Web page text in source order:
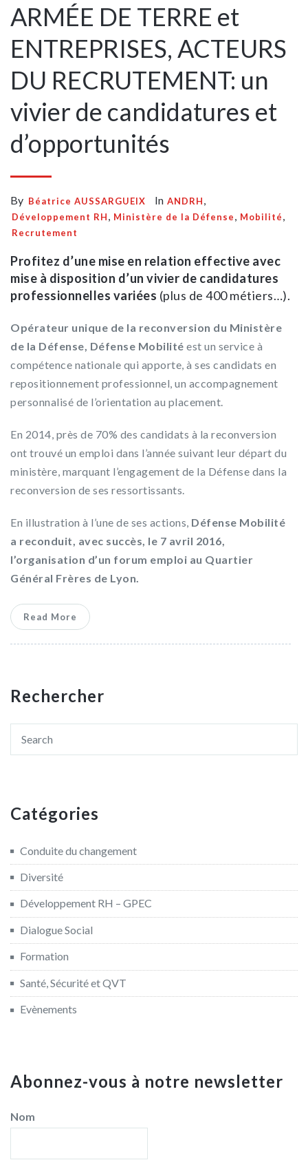
ARMÉE DE TERRE et
ENTREPRISES, ACTEURS
DU RECRUTEMENT: un
vivier de candidatures et
d’opportunités
By Béatrice AUSSARGUEIX In ANDRH
Développement RH Ministère de la Défense Mobilité
Recrutement
Profitez d’une mise en relation effective avec
mise à disposition d’un vivier de candidatures
professionnelles variées (plus de 400 métiers…).
Opérateur unique de la reconversion du Ministère
de la Défense, Défense Mobilité est un service à
compétence nationale qui apporte, à ses candidats en
repositionnement professionnel, un accompagnement
personnalisé de l’orientation au placement.
En 2014, près de 70% des candidats à la reconversion
ont trouvé un emploi dans l’année suivant leur départ du
ministère, marquant l’engagement de la Défense dans la
reconversion de ses ressortissants.
En illustration à l’une de ses actions, Défense Mobilité
a reconduit, avec succès, le 7 avril 2016,
l’organisation d’un forum emploi au Quartier
Général Frères de Lyon.
Read More
Rechercher
Catégories
Conduite du changement
Diversité
Développement RH – GPEC
Dialogue Social
Formation
Santé, Sécurité et QVT
Evènements
Abonnez-vous à notre newsletter
Nom